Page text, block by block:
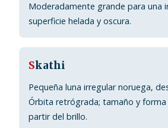
Moderadamente grande para una
superficie helada y oscura.
Skathi
Pequeña luna irregular noruega,
Órbita retrógrada; tamaño y
partir del brillo.